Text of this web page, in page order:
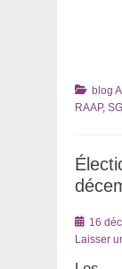
blog
RAAP,
Posté
le
16
Laisser